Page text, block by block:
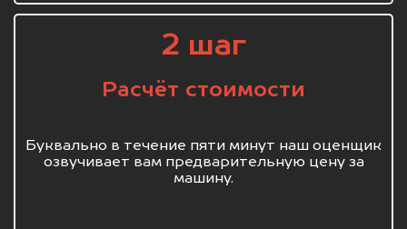
2 шаг
Расчёт стоимости
Буквально в течение пяти минут наш оценщик
озвучивает вам предварительную цену за
машину.